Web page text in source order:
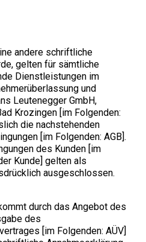
andere schriftliche
gelten für sämtliche
Dienstleistungen im
und
Leutenegger GmbH,
Krozingen [im Folgenden:
die nachstehenden
[im Folgenden: AGB].
des Kunden [im
Kunde] gelten als
ausgeschlossen.
durch das Angebot des
des
[im Folgenden: AÜV]